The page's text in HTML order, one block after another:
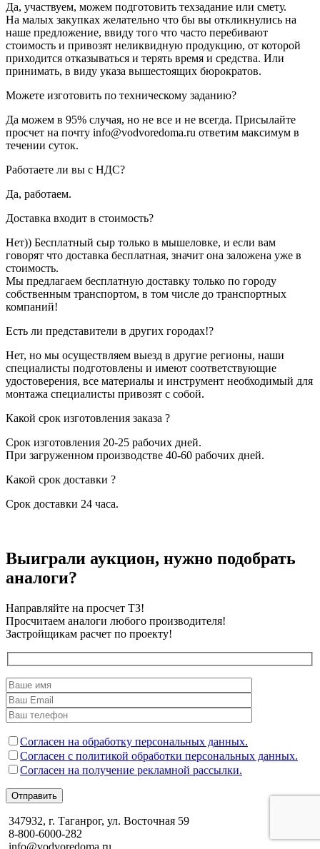
Да, участвуем, можем подготовить техзадание или смету.
На малых закупках желательно что бы вы откликнулись на
наше предложение, ввиду того что часто перебивают
стоимость и привозят неликвидную продукцию, от которой
приходится отказываться и терять время и средства. Или
принимать, в виду указа вышестоящих бюрократов.
Можете изготовить по техническому заданию?
Да можем в 95% случая, но не все и не всегда. Присылайте
просчет на почту info@vodvoredoma.ru ответим максимум в
течении суток.
Работаете ли вы с НДС?
Да, работаем.
Доставка входит в стоимость?
Нет)) Бесплатный сыр только в мышеловке, и если вам
говорят что доставка бесплатная, значит она заложена уже в
стоимость.
Мы предлагаем бесплатную доставку только по городу
собственным транспортом, в том числе до транспортных
компаний!
Есть ли представители в других городах!?
Нет, но мы осуществляем выезд в другие регионы, наши
специалисты подготовлены и имеют соответствующие
удостоверения, все материалы и инструмент необходимый для
монтажа специалисты привозят с собой.
Какой срок изготовления заказа ?
Срок изготовления 20-25 рабочих дней.
При загруженном производстве 40-60 рабочих дней.
Какой срок доставки ?
Срок доставки 24 часа.
Выиграли аукцион, нужно подобрать
аналоги?
Направляйте на просчет ТЗ!
Просчитаем аналоги любого производителя!
Застройщикам расчет по проекту!
Согласен на обработку персональных данных.
Согласен с политикой обработки персональных данных.
Согласен на получение рекламной рассылки.
Отправить
347932, г. Таганрог, ул. Восточная 59
8-800-6000-282
info@vodvoredoma.ru